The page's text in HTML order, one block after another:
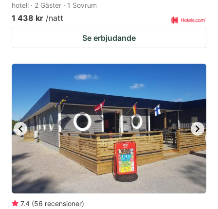
hotell · 2 Gäster · 1 Sovrum
1 438 kr /natt
Se erbjudande
7.4 (56 recensioner)